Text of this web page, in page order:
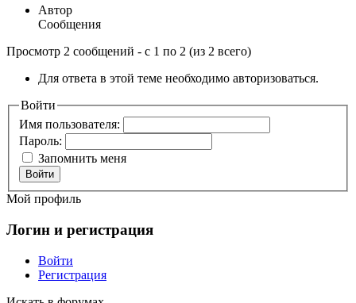
Автор
Сообщения
Просмотр 2 сообщений - с 1 по 2 (из 2 всего)
Для ответа в этой теме необходимо авторизоваться.
Войти
Имя пользователя:
Пароль:
Запомнить меня
Войти
Мой профиль
Логин и регистрация
Войти
Регистрация